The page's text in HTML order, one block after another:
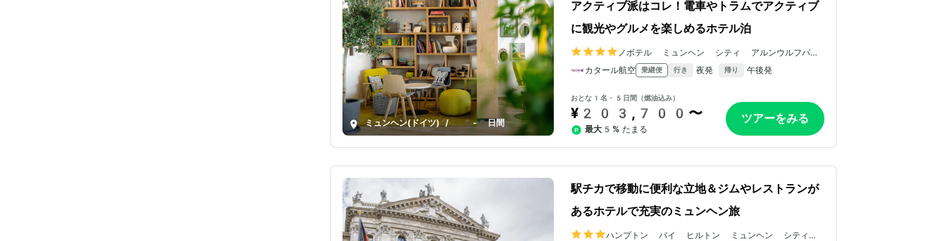
ミュンヘン(ドイツ) / 5-9日間
アクティブ派はコレ！電車やトラムでアクティブ
に観光やグルメを楽しめるホテル泊
ノボテル ミュンヘン シティ アルンウルフパー
ク
カタール航空 乗継便 行き 夜発 帰り 午後発
おとな1名・5日間（燃油込み）
¥203,700〜
最大5% たまる
ツアーをみる
駅チカで移動に便利な立地＆ジムやレストランが
あるホテルで充実のミュンヘン旅
ハンプトン バイ ヒルトン ミュンヘン シティ